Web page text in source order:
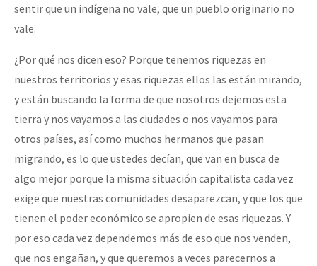
sentir que un indígena no vale, que un pueblo originario no
vale.
¿Por qué nos dicen eso? Porque tenemos riquezas en
nuestros territorios y esas riquezas ellos las están mirando,
y están buscando la forma de que nosotros dejemos esta
tierra y nos vayamos a las ciudades o nos vayamos para
otros países, así como muchos hermanos que pasan
migrando, es lo que ustedes decían, que van en busca de
algo mejor porque la misma situación capitalista cada vez
exige que nuestras comunidades desaparezcan, y que los que
tienen el poder económico se apropien de esas riquezas. Y
por eso cada vez dependemos más de eso que nos venden,
que nos engañan, y que queremos a veces parecernos a